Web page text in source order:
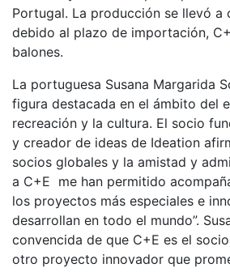
Portugal. La producción se llevó a
debido al plazo de importación,
balones.
La portuguesa Susana Margarida
figura destacada en el ámbito del
recreación y la cultura. El socio
y creador de ideas de Ideation
socios globales y la amistad y
a C+E me han permitido
los proyectos más especiales e
desarrollan en todo el mundo”.
convencida de que C+E es el
otro proyecto innovador que